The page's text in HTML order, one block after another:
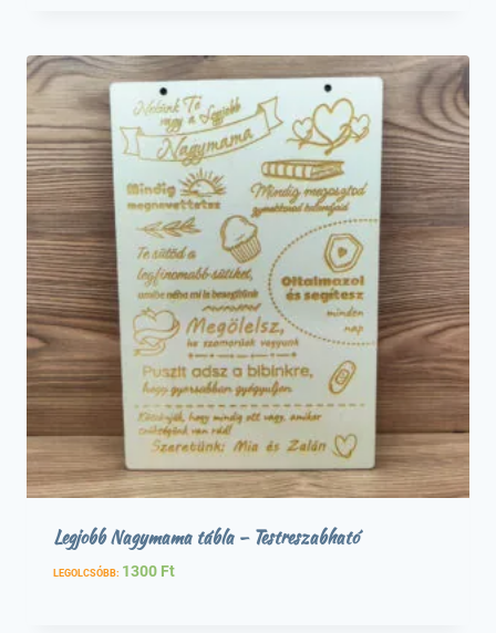
Legjobb Nagymama tábla – Testreszabható
LEGOLCSÓBB: 1300 Ft